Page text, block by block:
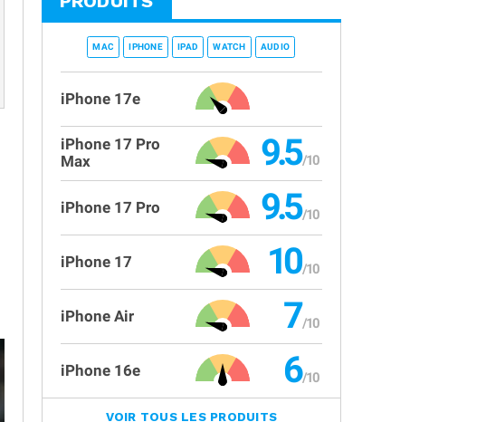
MAC IPHONE IPAD WATCH AUDIO
iPhone 17e
iPhone 17 Pro
Max
9.5
iPhone 17 Pro 9.5
iPhone 17 10
iPhone Air 7
iPhone 16e 6
VOIR TOUS LES PRODUITS